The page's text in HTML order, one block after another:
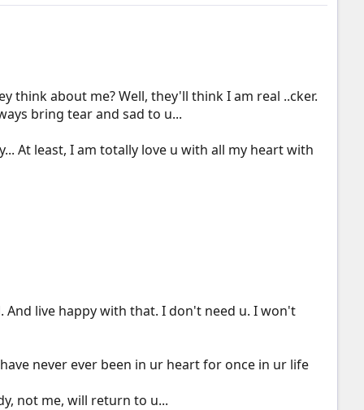
think about me? Well, they'll think I am real ..cker.
bring tear and sad to u...
At least, I am totally love u with all my heart with
And live happy with that. I don't need u. I won't
never ever been in ur heart for once in ur life
not me, will return to u...